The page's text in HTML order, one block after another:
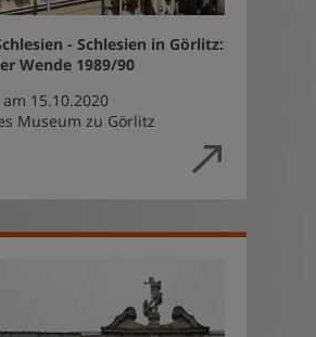
- Schlesien in Görlitz:
Wende 1989/90
15.10.2020
Museum zu Görlitz